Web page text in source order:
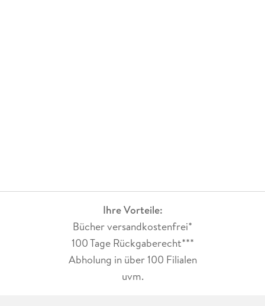
Ihre Vorteile:
Bücher versandkostenfrei*
100 Tage Rückgaberecht***
Abholung in über 100 Filialen
uvm.